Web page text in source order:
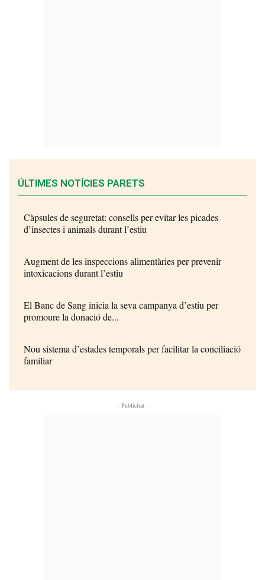
ÚLTIMES NOTÍCIES PARETS
Càpsules de seguretat: consells per evitar les picades
d’insectes i animals durant l’estiu
Augment de les inspeccions alimentàries per prevenir
intoxicacions durant l’estiu
El Banc de Sang inicia la seva campanya d’estiu per
promoure la donació de...
Nou sistema d’estades temporals per facilitar la conciliació
familiar
- Publicitat -